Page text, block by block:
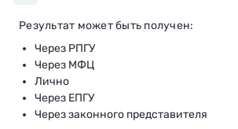
Результат может быть получен:
Через РПГУ
Через МФЦ
Лично
Через ЕПГУ
Через законного представителя